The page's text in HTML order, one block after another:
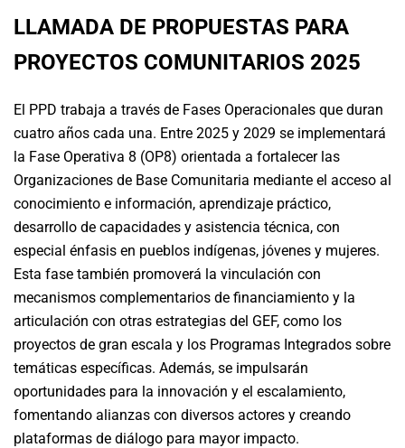
LLAMADA DE PROPUESTAS PARA
PROYECTOS COMUNITARIOS 2025
El PPD trabaja a través de Fases Operacionales que duran
cuatro años cada una. Entre 2025 y 2029 se implementará
la Fase Operativa 8 (OP8) orientada a fortalecer las
Organizaciones de Base Comunitaria mediante el acceso al
conocimiento e información, aprendizaje práctico,
desarrollo de capacidades y asistencia técnica, con
especial énfasis en pueblos indígenas, jóvenes y mujeres.
Esta fase también promoverá la vinculación con
mecanismos complementarios de financiamiento y la
articulación con otras estrategias del GEF, como los
proyectos de gran escala y los Programas Integrados sobre
temáticas específicas. Además, se impulsarán
oportunidades para la innovación y el escalamiento,
fomentando alianzas con diversos actores y creando
plataformas de diálogo para mayor impacto.